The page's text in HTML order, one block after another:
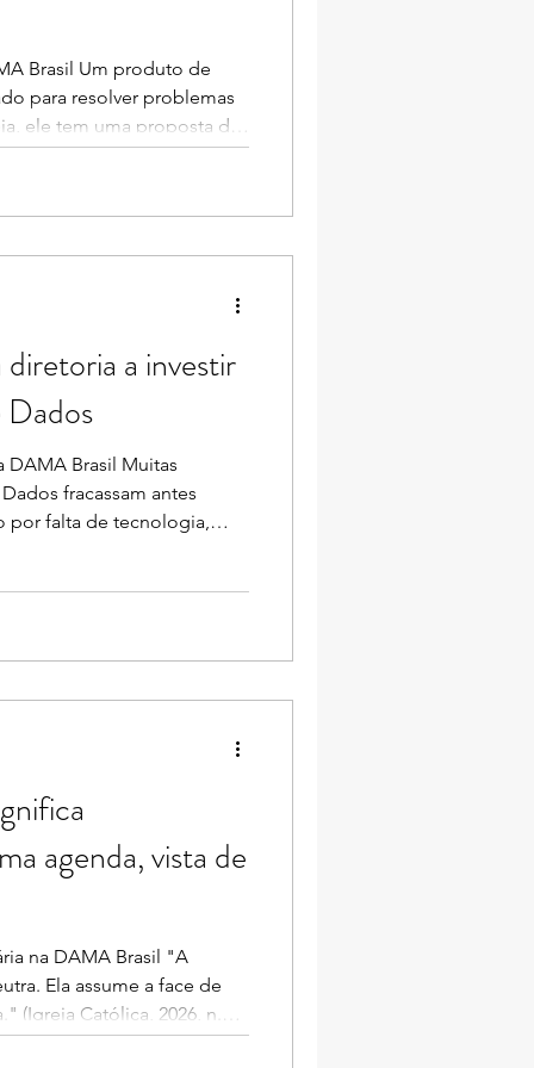
Brasil Um produto de
para resolver problemas
ele tem uma proposta de
um proprietário
e um modelo de suporte
facilitando a
vez mais
a investir
DAMA Brasil Muitas
fracassam antes
por falta de tecnologia,
sentido para quem
agenda, vista de
na DAMA Brasil "A
Ela assume a face de
(Igreja Católica, 2026, n.
na encíclica "Magnifica